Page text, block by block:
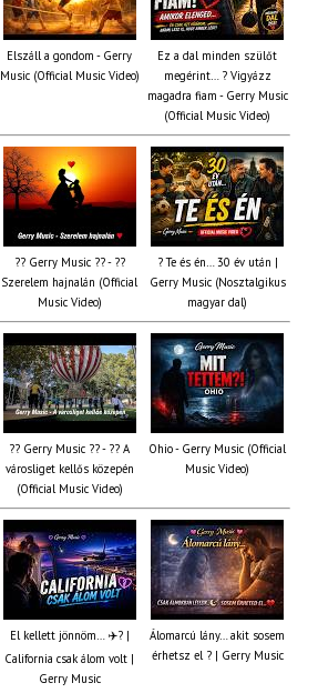
Elszáll a gondom - Gerry
Music (Official Music Video)
Ez a dal minden szülőt
megérint… ? Vigyázz
magadra fiam - Gerry Music
(Official Music Video)
?? Gerry Music ?? - ??
Szerelem hajnalán (Official
Music Video)
? Te és én… 30 év után |
Gerry Music (Nosztalgikus
magyar dal)
?? Gerry Music ?? - ?? A
városliget kellős közepén
(Official Music Video)
Ohio - Gerry Music (Official
Music Video)
El kellett jönnöm… ✈️? |
California csak álom volt |
Gerry Music
Álomarcú lány… akit sosem
érhetsz el ? | Gerry Music